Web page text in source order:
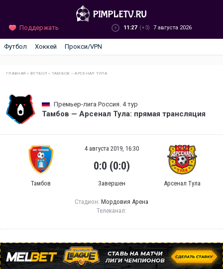
Поддержать 11:27 (+3) 7 августа 2026
Футбол Хоккей Прокси/VPN
ГЛАВНАЯ »ФУТБОЛ » ТАМБОВ — АРСЕНАЛ ТУЛА
Премьер-лига Россия. 4 тур
Тамбов — Арсенал Тула: прямая трансляция
Тамбов
4 августа 2019, 16:30
0:0 (0:0)
Завершен Арсенал Тула
Стадион: Мордовия Арена
Телеканал: